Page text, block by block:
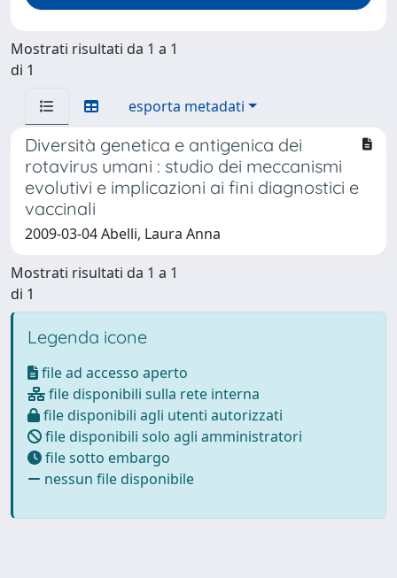
Mostrati risultati da 1 a 1
di 1
esporta metadati
Diversità genetica e antigenica dei
rotavirus umani : studio dei meccanismi
evolutivi e implicazioni ai fini diagnostici e
vaccinali
2009-03-04 Abelli, Laura Anna
Mostrati risultati da 1 a 1
di 1
Legenda icone
file ad accesso aperto
file disponibili sulla rete interna
file disponibili agli utenti autorizzati
file disponibili solo agli amministratori
file sotto embargo
nessun file disponibile